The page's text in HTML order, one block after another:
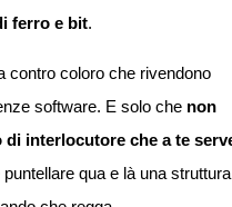
ferro e bit.
contro coloro che rivendono
software. E solo che non
di interlocutore che a te
qua e là una struttura